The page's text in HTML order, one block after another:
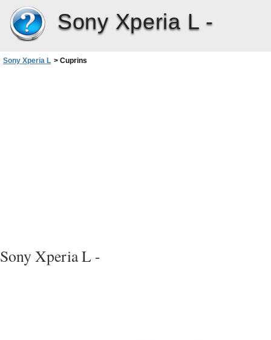
Sony Xperia L -
Sony Xperia L > Cuprins
Sony Xperia L -